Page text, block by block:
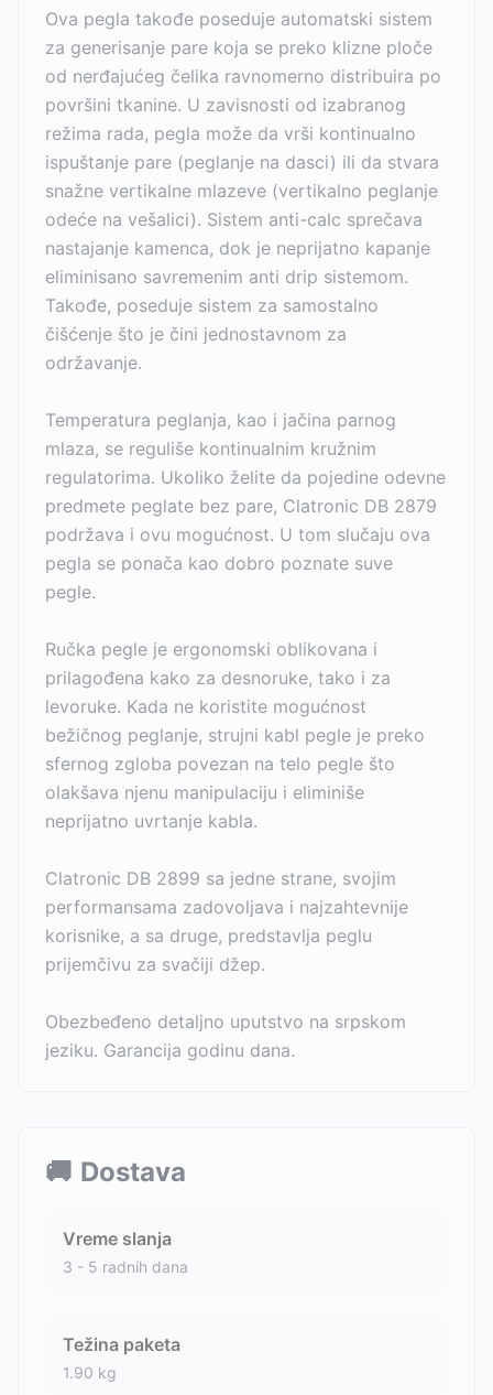
Ova pegla takođe poseduje automatski sistem
za generisanje pare koja se preko klizne ploče
od nerđajućeg čelika ravnomerno distribuira po
površini tkanine. U zavisnosti od izabranog
režima rada, pegla može da vrši kontinualno
ispuštanje pare (peglanje na dasci) ili da stvara
snažne vertikalne mlazeve (vertikalno peglanje
odeće na vešalici). Sistem anti-calc sprečava
nastajanje kamenca, dok je neprijatno kapanje
eliminisano savremenim anti drip sistemom.
Takođe, poseduje sistem za samostalno
čišćenje što je čini jednostavnom za
održavanje.
Temperatura peglanja, kao i jačina parnog
mlaza, se reguliše kontinualnim kružnim
regulatorima. Ukoliko želite da pojedine odevne
predmete peglate bez pare, Clatronic DB 2879
podržava i ovu mogućnost. U tom slučaju ova
pegla se ponača kao dobro poznate suve
pegle.
Ručka pegle je ergonomski oblikovana i
prilagođena kako za desnoruke, tako i za
levoruke. Kada ne koristite mogućnost
bežičnog peglanje, strujni kabl pegle je preko
sfernog zgloba povezan na telo pegle što
olakšava njenu manipulaciju i eliminiše
neprijatno uvrtanje kabla.
Clatronic DB 2899 sa jedne strane, svojim
performansama zadovoljava i najzahtevnije
korisnike, a sa druge, predstavlja peglu
prijemčivu za svačiji džep.
Obezbeđeno detaljno uputstvo na srpskom
jeziku. Garancija godinu dana.
🚚 Dostava
Vreme slanja
3 - 5 radnih dana
Težina paketa
1.90 kg